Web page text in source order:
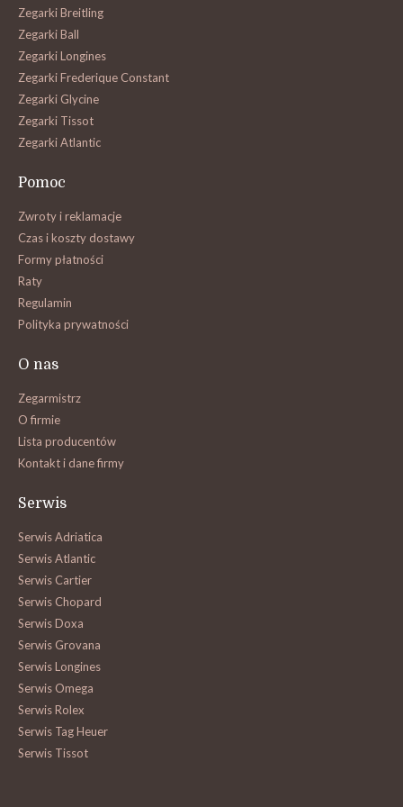
Zegarki Breitling
Zegarki Ball
Zegarki Longines
Zegarki Frederique Constant
Zegarki Glycine
Zegarki Tissot
Zegarki Atlantic
Pomoc
Zwroty i reklamacje
Czas i koszty dostawy
Formy płatności
Raty
Regulamin
Polityka prywatności
O nas
Zegarmistrz
O firmie
Lista producentów
Kontakt i dane firmy
Serwis
Serwis Adriatica
Serwis Atlantic
Serwis Cartier
Serwis Chopard
Serwis Doxa
Serwis Grovana
Serwis Longines
Serwis Omega
Serwis Rolex
Serwis Tag Heuer
Serwis Tissot